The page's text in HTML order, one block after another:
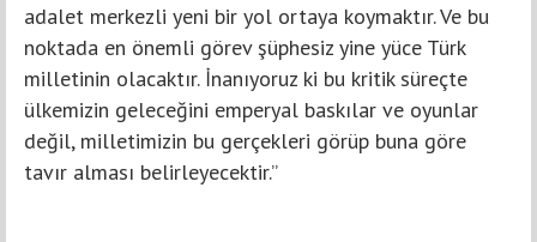
adalet merkezli yeni bir yol ortaya koymaktır. Ve bu
noktada en önemli görev şüphesiz yine yüce Türk
milletinin olacaktır. İnanıyoruz ki bu kritik süreçte
ülkemizin geleceğini emperyal baskılar ve oyunlar
değil, milletimizin bu gerçekleri görüp buna göre
tavır alması belirleyecektir.”